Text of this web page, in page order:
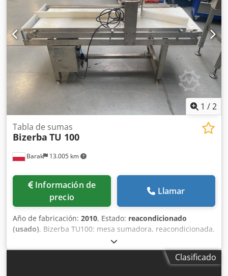
a 13.60 SP.12 Licencias instaladas: Superior (MAESTRO): [+]
PUENTE+MC_BUFFER [+] SOFTCONTROL_1 [+] ESTADÍSTICAS
[+] CLASES DE PESO [+] IMPRESIÓN DE PIEZA DE CÓDIGO
[+] CARGANDO_FUENTES [+] EURO Fondo (ESCLAVO): [+]
PIEZAS DEL CÓDIGO DE IMPRESIÓN [+] FUENTES
DESCARGABLES [+] EURO Ofrecemos una garantía de 6
meses para el dispositivo.
1 /2
Barak 13.005 km
Tabla de sumas
Bizerba TU 100
Información de
precio
Llamar
Año de fabricación: 2010, Estado: reacondicionado
(usado), Bizerba TU100: mesa sumadora, reacondicionada.
Clasificado